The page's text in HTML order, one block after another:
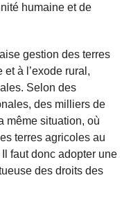
humaine et de
gestion des terres
à l’exode rural,
Selon des
des milliers de
même situation, où
terres agricoles au
faut donc adopter une
des droits des